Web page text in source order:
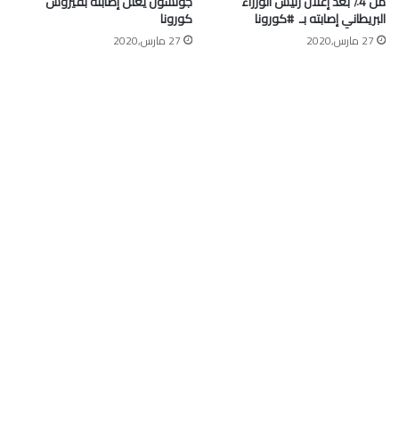
البريطاني إصابته بـ ⁧ #كورونا⁩
27 مارس,2020
كورونا
27 مارس,2020